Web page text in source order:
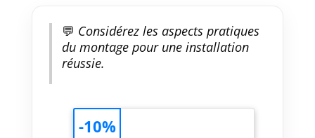
💬 Considérez les aspects pratiques
du montage pour une installation
réussie.
-10%